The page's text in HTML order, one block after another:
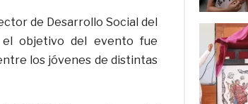
de Desarrollo Social del
el objetivo del evento fue
los jóvenes de distintas